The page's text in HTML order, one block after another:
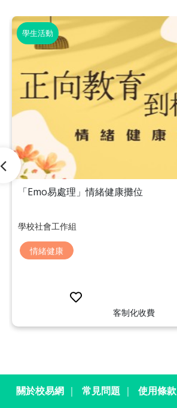
學生活動
「Emo易處理」情緒健康攤位
學校社會工作組
情緒健康
客制化收費
關於校易網 ｜ 常見問題 ｜ 使用條款